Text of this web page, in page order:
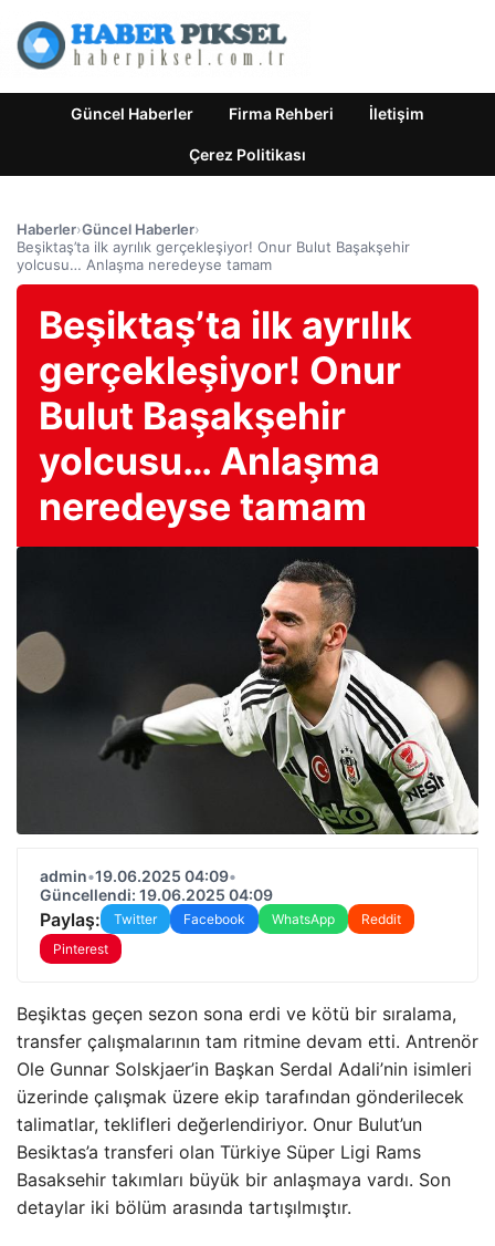
Güncel Haberler Firma Rehberi İletişim
Çerez Politikası
Haberler›Güncel Haberler›
Beşiktaş’ta ilk ayrılık gerçekleşiyor! Onur Bulut Başakşehir
yolcusu… Anlaşma neredeyse tamam
Beşiktaş’ta ilk ayrılık
gerçekleşiyor! Onur
Bulut Başakşehir
yolcusu… Anlaşma
neredeyse tamam
admin•19.06.2025 04:09•
Güncellendi: 19.06.2025 04:09
Paylaş: Twitter Facebook WhatsApp
Reddit
Pinterest
Beşiktas geçen sezon sona erdi ve kötü bir sıralama,
transfer çalışmalarının tam ritmine devam etti. Antrenör
Ole Gunnar Solskjaer’in Başkan Serdal Adali’nin isimleri
üzerinde çalışmak üzere ekip tarafından gönderilecek
talimatlar, teklifleri değerlendiriyor. Onur Bulut’un
Besiktas’a transferi olan Türkiye Süper Ligi Rams
Basaksehir takımları büyük bir anlaşmaya vardı. Son
detaylar iki bölüm arasında tartışılmıştır.